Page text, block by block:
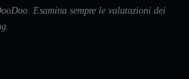
Esamina sempre le valutazioni dei